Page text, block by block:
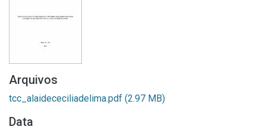
Arquivos
tcc_alaidececiliadelima.pdf (2.97 MB)
Data